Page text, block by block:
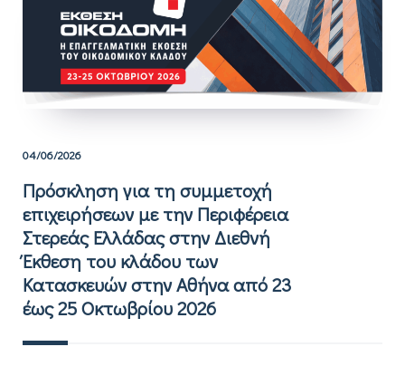
04/06/2026
Πρόσκληση για τη συμμετοχή
επιχειρήσεων με την Περιφέρεια
Στερεάς Ελλάδας στην Διεθνή
Έκθεση του κλάδου των
Κατασκευών στην Αθήνα από 23
έως 25 Οκτωβρίου 2026